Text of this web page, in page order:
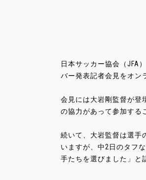
日本サッカー協会（JFA
バー発表記者会見をオン
会見には大岩剛監督が登
の協力があって参加する
続いて、大岩監督は選手
いますが、中2日のタフ
手たちを選びました」と